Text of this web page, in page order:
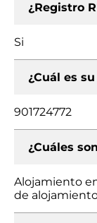
¿Registro
Si
¿Cuál es su
901724772
¿Cuáles
Alojamiento
de